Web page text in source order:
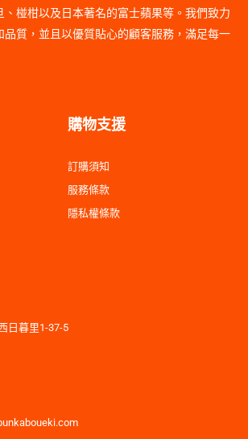
、椪柑以及日本著名的富士蘋果等。我們致力
品質，並且以優質貼心的顧客服務，滿足每一
購物支援
訂購須知
服務條款
隱私權條款
日暮里1-37-5